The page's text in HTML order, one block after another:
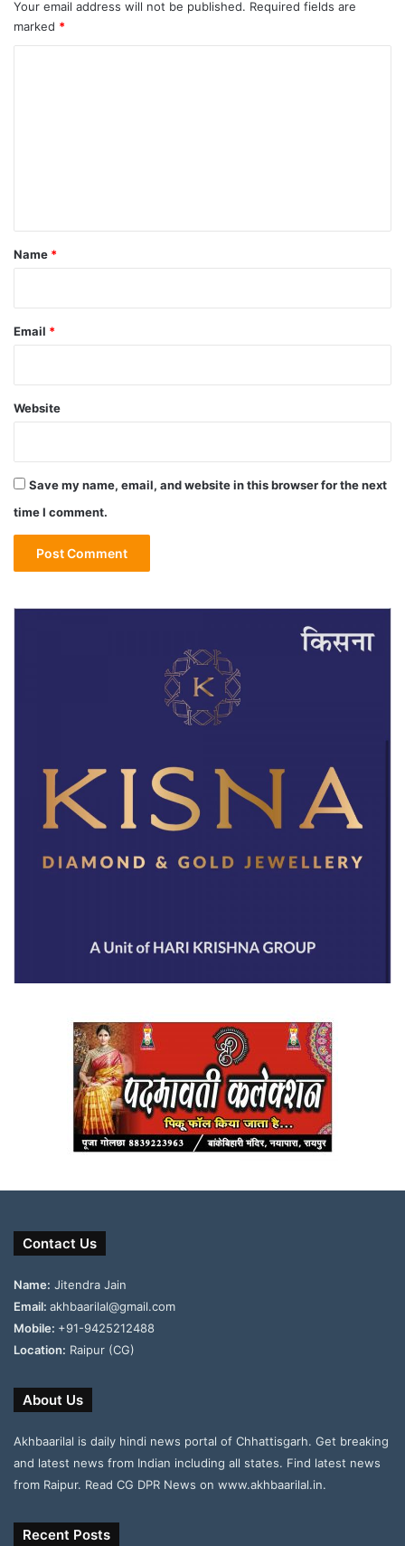
Your email address will not be published. Required fields are
marked *
*
Name *
Email *
Website
Save my name, email, and website in this browser for the next
time I comment.
Contact Us
Name: Jitendra Jain
Email: akhbaarilal@gmail.com
Mobile: +91-9425212488
Location: Raipur (CG)
About Us
Akhbaarilal is daily hindi news portal of Chhattisgarh. Get breaking
and latest news from Indian including all states. Find latest news
from Raipur. Read CG DPR News on www.akhbaarilal.in.
Recent Posts